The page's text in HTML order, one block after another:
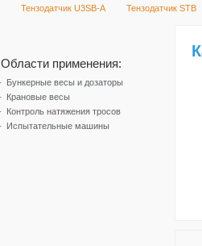
Тензодатчик U3SB-A Тензодатчик STB
Области применения:
Бункерные весы и дозаторы
Крановые весы
Контроль натяжения тросов
Испытательные машины